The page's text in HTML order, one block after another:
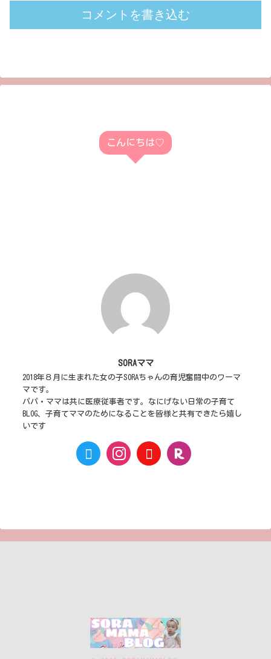
コメントを書き込む
こんにちは♡
SORAママ
2018年８月に生まれた女の子SORAちゃんの育児奮闘中のワーマ
マです。
パパ・ママは共に医療従事者です。なにげない日常の子育て
BLOG、子育てママのためになることを皆様と共有できたら嬉し
いです